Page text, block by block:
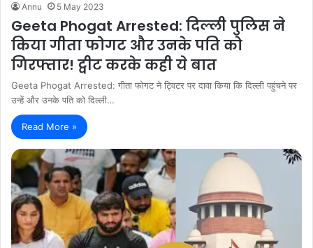
Annu 5 May 2023
Geeta Phogat Arrested: दिल्ली पुलिस ने
किया गीता फोगट और उनके पति को
गिरफ्तार! ट्वीट करके कही ये बात
Geeta Phogat Arrested: गीता फोगट ने ट्विटर पर दावा किया कि दिल्ली पहुंचने पर
उन्हें और उनके पति को दिल्ली…
Read More »